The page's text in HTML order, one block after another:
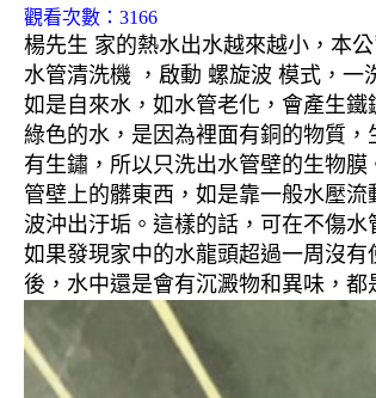
觀看次數：3166
楊先生 家的熱水出水越來越小，本
水管清洗機 ，啟動 螺旋波 模式，一
如是自來水，如水管老化，會產生
綠色的水，是因為裡面有銅的物質
有生鏽，所以只洗出水管壁的生物膜
管壁上的髒東西，如是靠一般水壓
波沖出汙垢。這樣的話，可在不傷水
如果發現家中的水龍頭超過一周沒
後，水中還是會有沉澱物和異味，